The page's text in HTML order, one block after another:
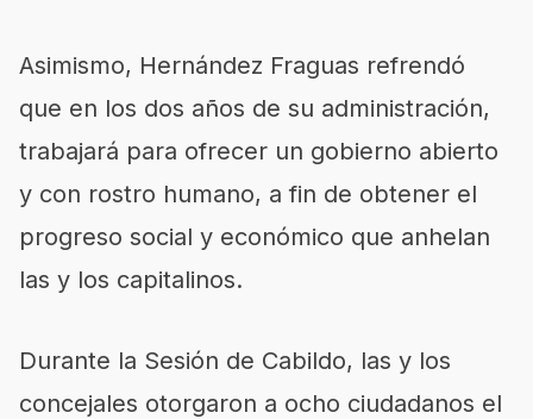
Asimismo, Hernández Fraguas refrendó
que en los dos años de su administración,
trabajará para ofrecer un gobierno abierto
y con rostro humano, a fin de obtener el
progreso social y económico que anhelan
las y los capitalinos.
Durante la Sesión de Cabildo, las y los
concejales otorgaron a ocho ciudadanos el